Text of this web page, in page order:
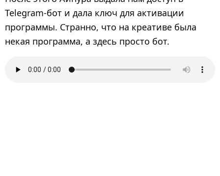
Telegram-бот и дала ключ для активации
программы. Странно, что на креативе была
некая программа, а здесь просто бот.